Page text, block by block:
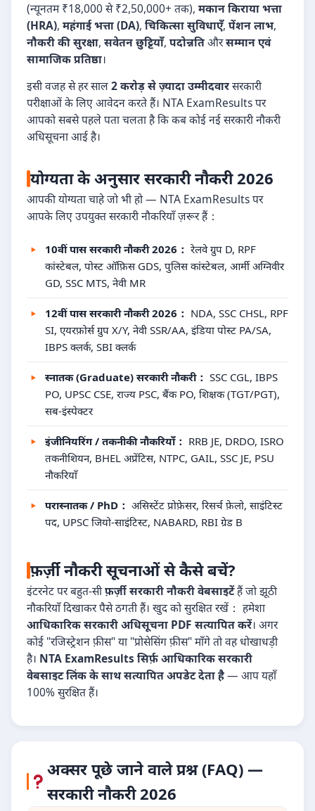
(न्यूनतम ₹18,000 से ₹2,50,000+ तक), मकान किराया भत्ता
(HRA), महंगाई भत्ता (DA), चिकित्सा सुविधाएँ, पेंशन लाभ,
नौकरी की सुरक्षा, सवेतन छुट्टियाँ, पदोन्नतिऔरसम्मान एवं
सामाजिक प्रतिष्ठा।
इसी वजह से हर साल2 करोड़ से ज़्यादा उम्मीदवारसरकारी
परीक्षाओं के लिए आवेदन करते हैं। NTA ExamResults पर
आपको सबसे पहले पता चलता है कि कब कोई नई सरकारी नौकरी
अधिसूचना आई है।
योग्यता के अनुसार सरकारी नौकरी 2026
आपकी योग्यता चाहे जो भी हो — NTA ExamResults पर
आपके लिए उपयुक्त सरकारी नौकरियाँ ज़रूर हैं：
10वीं पास सरकारी नौकरी 2026： रेलवे ग्रुप D, RPF
कांस्टेबल, पोस्ट ऑफ़िस GDS, पुलिस कांस्टेबल, आर्मी अग्निवीर
GD, SSC MTS, नेवी MR
12वीं पास सरकारी नौकरी 2026： NDA, SSC CHSL, RPF
SI, एयरफ़ोर्स ग्रुप X/Y, नेवी SSR/AA, इंडिया पोस्ट PA/SA,
IBPS क्लर्क, SBI क्लर्क
स्नातक (Graduate) सरकारी नौकरी： SSC CGL, IBPS
PO, UPSC CSE, राज्य PSC, बैंक PO, शिक्षक (TGT/PGT),
सब-इंस्पेक्टर
इंजीनियरिंग / तकनीकी नौकरियाँ： RRB JE, DRDO, ISRO
तकनीशियन, BHEL अप्रेंटिस, NTPC, GAIL, SSC JE, PSU
नौकरियाँ
परास्नातक / PhD： असिस्टेंट प्रोफ़ेसर, रिसर्च फ़ेलो, साइंटिस्ट
पद, UPSC जियो-साइंटिस्ट, NABARD, RBI ग्रेड B
फ़र्ज़ी नौकरी सूचनाओं से कैसे बचें?
इंटरनेट पर बहुत-सीफ़र्ज़ी सरकारी नौकरी वेबसाइटेंहैं जो झूठी
नौकरियाँ दिखाकर पैसे ठगती हैं। खुद को सुरक्षित रखें： हमेशा
आधिकारिक सरकारी अधिसूचना PDF सत्यापित करें। अगर
कोई "रजिस्ट्रेशन फ़ीस" या "प्रोसेसिंग फ़ीस" माँगे तो वह धोखाधड़ी
है। NTA ExamResults सिर्फ़ आधिकारिक सरकारी
वेबसाइट लिंक के साथ सत्यापित अपडेट देता है— आप यहाँ
100% सुरक्षित हैं।
अक्सर पूछे जाने वाले प्रश्न (FAQ) —
सरकारी नौकरी 2026